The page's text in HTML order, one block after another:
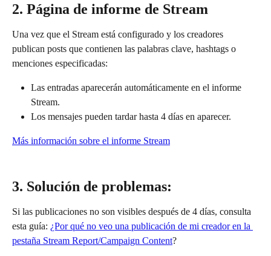
2. Página de informe de Stream
Una vez que el Stream está configurado y los creadores
publican posts que contienen las palabras clave, hashtags o
menciones especificadas:
Las entradas aparecerán automáticamente en el informe
Stream.
Los mensajes pueden tardar hasta 4 días en aparecer.
Más información sobre el informe Stream
3. Solución de problemas:
Si las publicaciones no son visibles después de 4 días, consulta
esta guía: ¿Por qué no veo una publicación de mi creador en la
pestaña Stream Report/Campaign Content?